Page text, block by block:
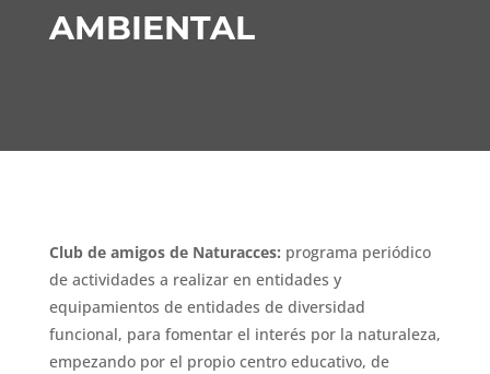
AMBIENTAL
Club de amigos de Naturacces: programa periódico
de actividades a realizar en entidades y
equipamientos de entidades de diversidad
funcional, para fomentar el interés por la naturaleza,
empezando por el propio centro educativo, de